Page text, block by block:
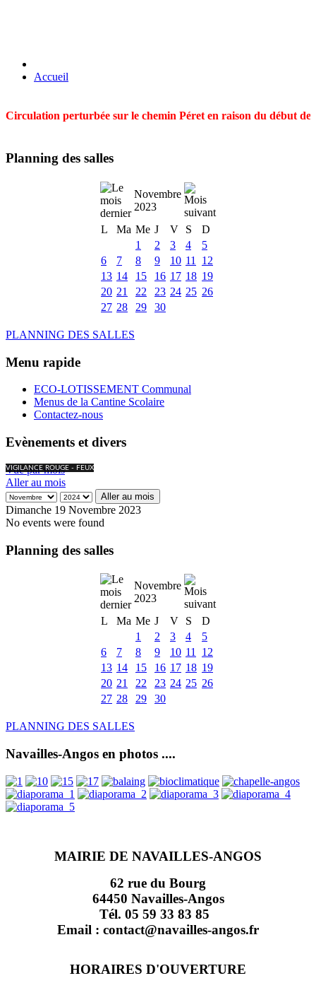
Accueil
Circulation perturbée sur le chemin Péret en raison du début
Planning des salles
Novembre
2023
L
Ma Me J V S
D
1
2 3 4
5
6
7 8 9 10 11
12
13 14 15 16 17 18 19
20 21 22 23 24 25 26
27 28 29 30
PLANNING DES SALLES
Menu rapide
ECO-LOTISSEMENT Communal
Menus de la Cantine Scolaire
Contactez-nous
Evènements et divers
VIGILANCE ROUGE - FEUX
Vue par mois
Aller au mois
Aller au mois
Dimanche 19 Novembre 2023
No events were found
Planning des salles
Novembre
2023
L
Ma Me J V S
D
1
2 3 4
5
6
7 8 9 10 11
12
13 14 15 16 17 18 19
20 21 22 23 24 25 26
27 28 29 30
PLANNING DES SALLES
Navailles-Angos en photos ....
MAIRIE DE NAVAILLES-ANGOS
62 rue du Bourg
64450 Navailles-Angos
Tél. 05 59 33 83 85
Email : contact@navailles-angos.fr
HORAIRES D'OUVERTURE